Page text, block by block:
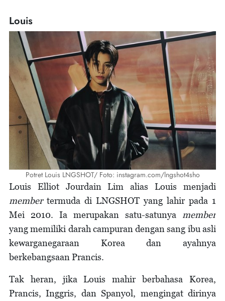
Louis
Potret Louis LNGSHOT/ Foto: instagram.com/lngshot4sho
Louis Elliot Jourdain Lim alias Louis menjadi
membertermuda di LNGSHOT yang lahir pada 1
Mei 2010. Ia merupakan satu-satunya member
yang memiliki darah campuran dengan sang ibu asli
kewarganegaraan Korea dan ayahnya
berkebangsaan Prancis.
Tak heran, jika Louis mahir berbahasa Korea,
Prancis, Inggris, dan Spanyol, mengingat dirinya